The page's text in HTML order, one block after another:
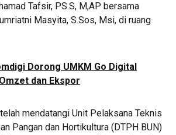
Tafsir, PS.S, M,AP bersama
Masyita, S.Sos, Msi, di ruang
Dorong UMKM Go Digital
dan Ekspor
mendatangi Unit Pelaksana Teknis
Pangan dan Hortikultura (DTPH BUN)